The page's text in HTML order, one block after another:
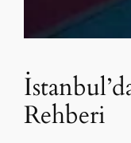
Rehberi